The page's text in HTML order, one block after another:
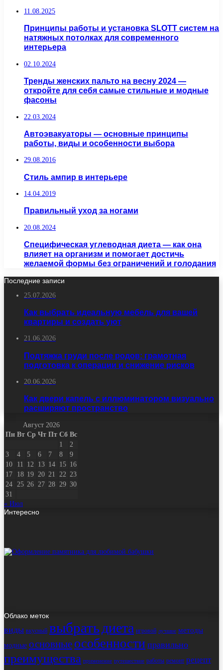
11.08.2025
Принципы работы и установка SLOTT систем на
натяжных потолках для современного
интерьера
02.10.2024
Тренды женских пальто на весну 2024 —
откройте для себя самые стильные и модные
фасоны
22.03.2024
Автоэвакуаторы — основные принципы
работы, виды и особенности выбора
29.08.2016
Стиль ампир в интерьере
14.04.2019
Правильный уход за ногами
20.08.2024
Специфическая углеводная диета — как она
влияет на организм и помогает достичь
желаемой формы без ограничений и голодания
Последние записи
25.07.2026
Как выбрать идеальную мебель для вашей
квартиры и создать уют
21.06.2026
Подтяжка груди после родов: грамотная
подготовка к операции и снижение рисков
20.06.2026
Как двери капель с иллюминатором визуально
расширяют пространство
Август 2026
Пн Вт Ср Чт Пт Сб Вс
1
2
3
4 5 6 7 8
9
10
11 12 13 14 15 16
17
18 19 20 21 22 23
24
25 26 27 28 29 30
31
« Июл
Интересно
Облако меток
виды вкусный выбратьдиета игровой лучшие методы
модные основные особенности правильно
преимущества применение путешествие работы ремонт рецепт